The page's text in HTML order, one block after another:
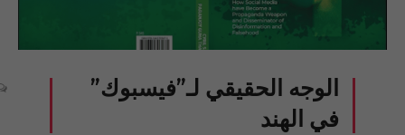
الوجه الحقيقي لـ”فيسبوك”
في الهند